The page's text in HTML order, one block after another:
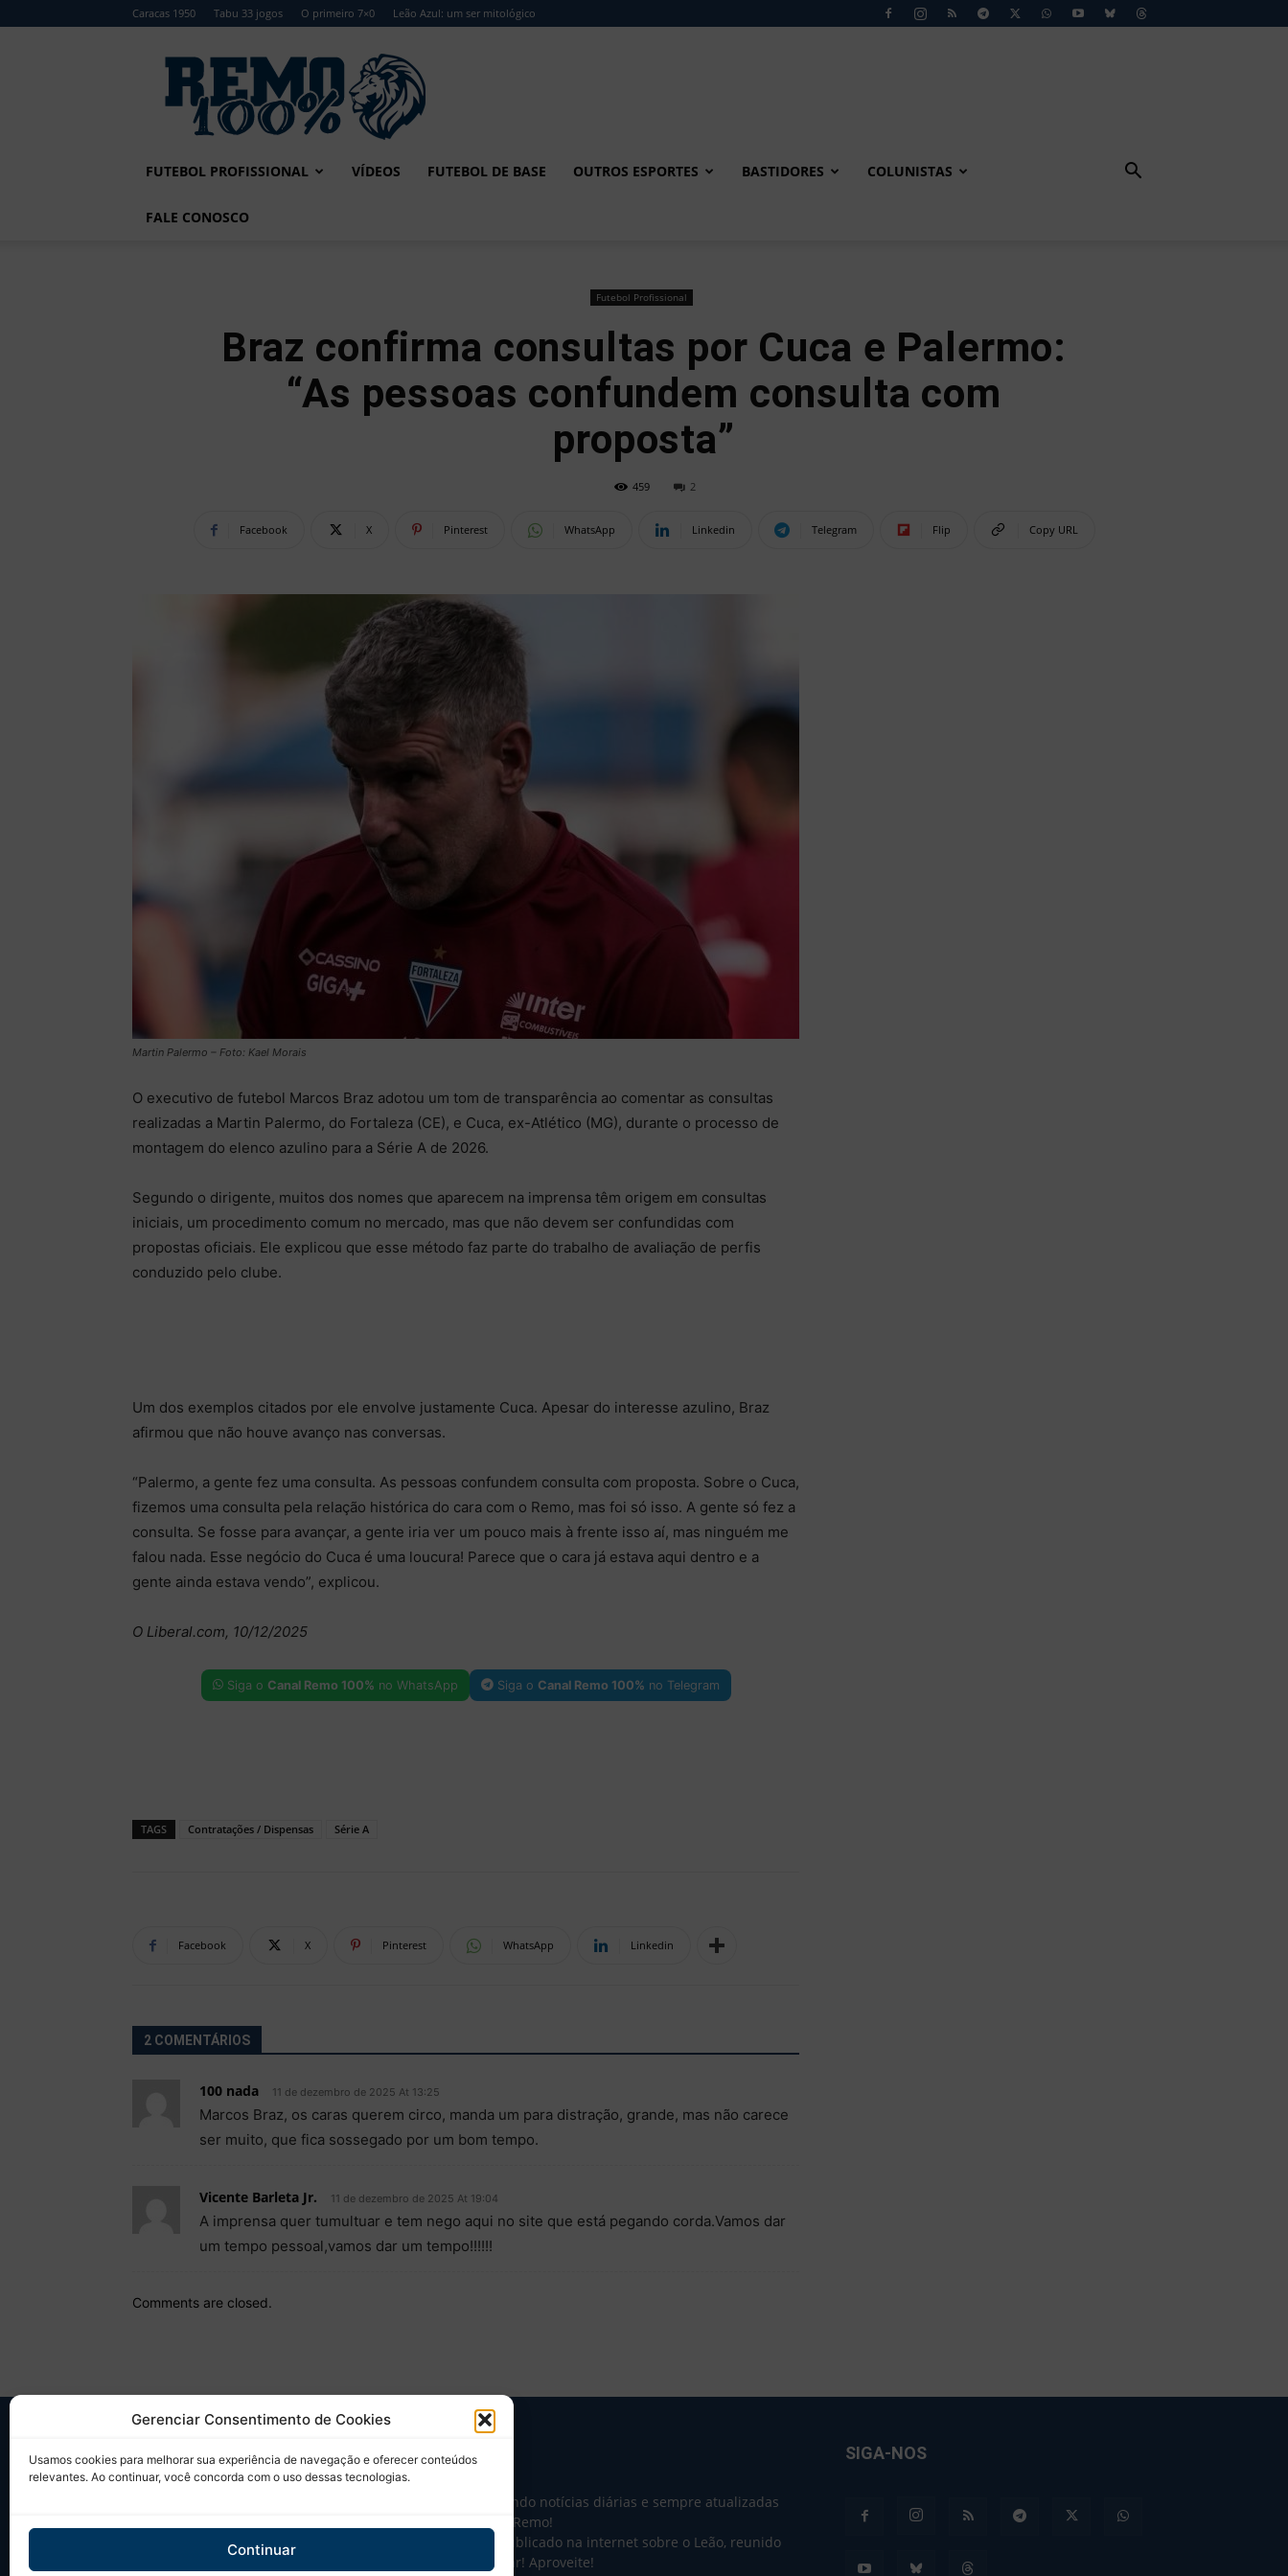
Gerenciar Consentimento de Cookies
Usamos cookies para melhorar sua experiência de navegação e oferecer conteúdos
relevantes. Ao continuar, você concorda com o uso dessas tecnologias.
Continuar
Caracas 1950 Tabu 33 jogos O primeiro 7×0 Leão Azul: um ser mitológico
Remo
FUTEBOL PROFISSIONAL VÍDEOS FUTEBOL DE BASE OUTROS ESPORTES BASTIDORES COLUNISTAS
FALE CONOSCO
Futebol Profissional
Braz confirma consultas por Cuca e Palermo:
“As pessoas confundem consulta com
proposta”
459 2
Facebook X Pinterest WhatsApp Linkedin Telegram Flip Copy URL
Martin Palermo – Foto: Kael Morais
O executivo de futebol Marcos Braz adotou um tom de transparência ao comentar as consultas
realizadas a Martin Palermo, do Fortaleza (CE), e Cuca, ex-Atlético (MG), durante o processo de
montagem do elenco azulino para a Série A de 2026.
Segundo o dirigente, muitos dos nomes que aparecem na imprensa têm origem em consultas
iniciais, um procedimento comum no mercado, mas que não devem ser confundidas com
propostas oficiais. Ele explicou que esse método faz parte do trabalho de avaliação de perfis
conduzido pelo clube.
Um dos exemplos citados por ele envolve justamente Cuca. Apesar do interesse azulino, Braz
afirmou que não houve avanço nas conversas.
“Palermo, a gente fez uma consulta. As pessoas confundem consulta com proposta. Sobre o Cuca,
fizemos uma consulta pela relação histórica do cara com o Remo, mas foi só isso. A gente só fez a
consulta. Se fosse para avançar, a gente iria ver um pouco mais à frente isso aí, mas ninguém me
falou nada. Esse negócio do Cuca é uma loucura! Parece que o cara já estava aqui dentro e a
gente ainda estava vendo”, explicou.
O Liberal.com, 10/12/2025
Siga o Canal Remo 100% no WhatsApp Siga o Canal Remo 100% no Telegram
TAGS Contratações / Dispensas Série A
Facebook X Pinterest WhatsApp Linkedin
2 COMENTÁRIOS
100 nada 11 de dezembro de 2025 At 13:25
Marcos Braz, os caras querem circo, manda um para distração, grande, mas não carece
ser muito, que fica sossegado por um bom tempo.
Vicente Barleta Jr. 11 de dezembro de 2025 At 19:04
A imprensa quer tumultuar e tem nego aqui no site que está pegando corda.Vamos dar
um tempo pessoal,vamos dar um tempo!!!!!!
Comments are closed.
SOBRE NÓS
Desde 2004 trazendo notícias diárias e sempre atualizadas
sobre o Clube do Remo!
Tudo o que sai publicado na internet sobre o Leão, reunido
em um único lugar! Aproveite!
SIGA-NOS